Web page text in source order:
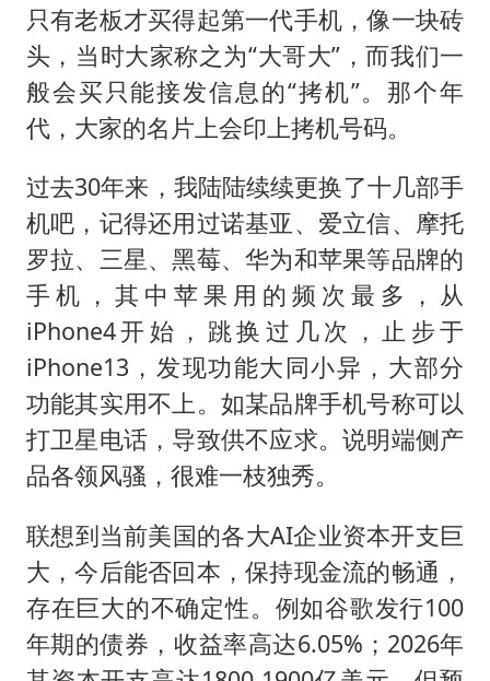
只有老板才买得起第一代手机，像一块砖
头，当时大家称之为“大哥大”，而我们一
般会买只能接发信息的“拷机”。那个年
代，大家的名片上会印上拷机号码。
过去30年来，我陆陆续续更换了十几部手
机吧，记得还用过诺基亚、爱立信、摩托
罗拉、三星、黑莓、华为和苹果等品牌的
手机，其中苹果用的频次最多，从
iPhone4开始，跳换过几次，止步于
iPhone13，发现功能大同小异，大部分
功能其实用不上。如某品牌手机号称可以
打卫星电话，导致供不应求。说明端侧产
品各领风骚，很难一枝独秀。
联想到当前美国的各大AI企业资本开支巨
大，今后能否回本，保持现金流的畅通，
存在巨大的不确定性。例如谷歌发行100
年期的债券，收益率高达6.05%；2026年